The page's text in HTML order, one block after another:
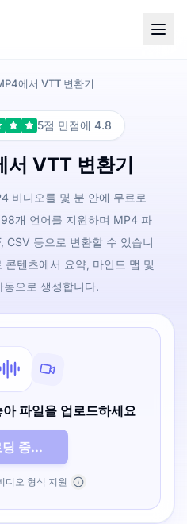
에서 VTT 변환기
5점 만점에 4.8
VTT 변환기
비디오를 몇 분 안에 무료로
개 언어를 지원하며 MP4 파
CSV 등으로 변환할 수 있습니
텐츠에서 요약, 마인드 맵 및
동으로 생성합니다.
파일을 업로드하세요
딩 중...
디오 형식 지원